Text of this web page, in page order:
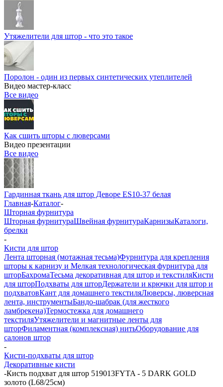
Утяжелители для штор - что это такое
Поролон - один из первых синтетических утеплителей
Видео мастер-класс
Все видео
Как сшить шторы с люверсами
Видео презентации
Все видео
Гардинная ткань для штор Деворе ES10-37 белая
Главная-Каталог-
Шторная фурнитура
Шторная фурнитураШвейная фурнитураКарнизыКаталоги,
брелки
-
Кисти для штор
Лента шторная (мотажная тесьма)Фурнитура для крепления
шторы к карнизу и Мелкая технологическая фурнитура для
шторБахромаТесьма декоративная для штор и текстиляКисти
для шторПодхваты для шторДержатели и крючки для штор и
подхватовКант для домашнего текстиляЛюверсы, люверсная
лента, инструментыБандо-шабрак (для жесткого
ламбрекена)Термостежка для домашнего
текстиляУтяжелители и магнитные ленты для
шторФиламентная (комплексная) нитьОборудование для
салонов штор
-
Кисти-подхваты для штор
Декоративные кисти
-Кисть подхват для штор 519013FYTA - 5 DARK GOLD
золото (L68/25см)